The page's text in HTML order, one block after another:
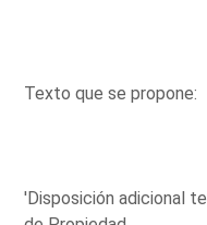
Texto que se propone:
'Disposición adicional